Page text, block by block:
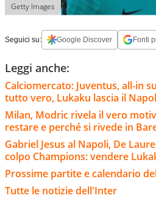
Getty Images
Seguici su: Google Discover Fonti
Leggi anche:
Calciomercato: Juventus, all-in
tutto vero, Lukaku lascia il
Milan, Modric rivela il vero
restare e perché si rivede in
Gabriel Jesus al Napoli, De
colpo Champions: vendere
Prossime partite e calendario
Tutte le notizie dell'Inter